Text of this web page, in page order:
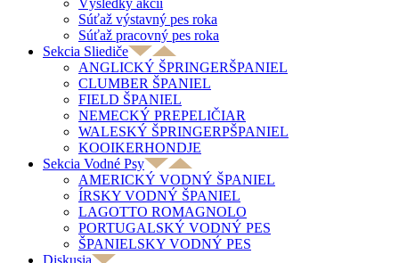
Výsledky akcií
Súťaž výstavný pes roka
Súťaž pracovný pes roka
Sekcia Sliediče
ANGLICKÝ ŠPRINGERŠPANIEL
CLUMBER ŠPANIEL
FIELD ŠPANIEL
NEMECKÝ PREPELIČIAR
WALESKÝ ŠPRINGERPŠPANIEL
KOOIKERHONDJE
Sekcia Vodné Psy
AMERICKÝ VODNÝ ŠPANIEL
ÍRSKY VODNÝ ŠPANIEL
LAGOTTO ROMAGNOLO
PORTUGALSKÝ VODNÝ PES
ŠPANIELSKY VODNÝ PES
Diskusia